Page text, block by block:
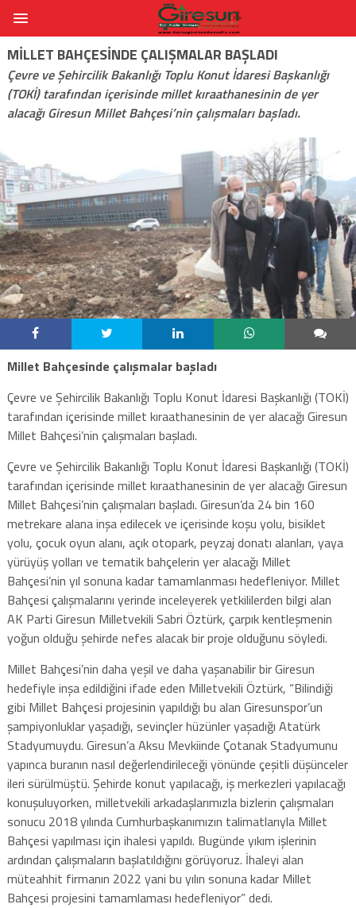
MILLET BAHÇESINDE ÇALIŞMALAR BAŞLADI
Çevre ve Şehircilik Bakanlığı Toplu Konut İdaresi Başkanlığı
(TOKİ) tarafından içerisinde millet kıraathanesinin de yer
alacağı Giresun Millet Bahçesi’nin çalışmaları başladı.
Millet Bahçesinde çalışmalar başladı
Çevre ve Şehircilik Bakanlığı Toplu Konut İdaresi Başkanlığı (TOKİ)
tarafından içerisinde millet kıraathanesinin de yer alacağı Giresun
Millet Bahçesi’nin çalışmaları başladı.
Çevre ve Şehircilik Bakanlığı Toplu Konut İdaresi Başkanlığı (TOKİ)
tarafından içerisinde millet kıraathanesinin de yer alacağı Giresun
Millet Bahçesi’nin çalışmaları başladı. Giresun’da 24 bin 160
metrekare alana inşa edilecek ve içerisinde koşu yolu, bisiklet
yolu, çocuk oyun alanı, açık otopark, peyzaj donatı alanları, yaya
yürüyüş yolları ve tematik bahçelerin yer alacağı Millet
Bahçesi’nin yıl sonuna kadar tamamlanması hedefleniyor. Millet
Bahçesi çalışmalarını yerinde inceleyerek yetkililerden bilgi alan
AK Parti Giresun Milletvekili Sabri Öztürk, çarpık kentleşmenin
yoğun olduğu şehirde nefes alacak bir proje olduğunu söyledi.
Millet Bahçesi’nin daha yeşil ve daha yaşanabilir bir Giresun
hedefiyle inşa edildiğini ifade eden Milletvekili Öztürk, “Bilindiği
gibi Millet Bahçesi projesinin yapıldığı bu alan Giresunspor’un
şampiyonluklar yaşadığı, sevinçler hüzünler yaşadığı Atatürk
Stadyumuydu. Giresun’a Aksu Mevkiinde Çotanak Stadyumunu
yapınca buranın nasıl değerlendirileceği yönünde çeşitli düşünceler
ileri sürülmüştü. Şehirde konut yapılacağı, iş merkezleri yapılacağı
konuşuluyorken, milletvekili arkadaşlarımızla bizlerin çalışmaları
sonucu 2018 yılında Cumhurbaşkanımızın talimatlarıyla Millet
Bahçesi yapılması için ihalesi yapıldı. Bugünde yıkım işlerinin
ardından çalışmaların başlatıldığını görüyoruz. İhaleyi alan
müteahhit firmanın 2022 yani bu yılın sonuna kadar Millet
Bahçesi projesini tamamlaması hedefleniyor” dedi.